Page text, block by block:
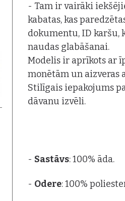
- Tam ir vairāki
kabatas, kas
dokumentu, ID karšu,
naudas glabāšanai.
Modelis ir aprīkots ar
monētām un aizveras
Stilīgais iepakojums
dāvanu izvēli.
- Sastāvs: 100% āda.
- Odere: 100%